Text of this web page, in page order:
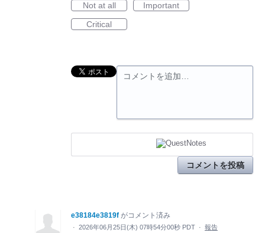
Not at all
Important
Critical
コメントを追加…
コメントを投稿
e38184e3819f がコメント済み
· 2026年06月25日(木) 07時54分00秒 PDT · 報告